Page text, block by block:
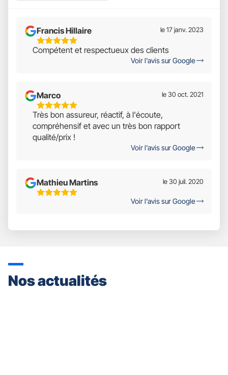
Francis Hillaire
5
Étoiles
le 17 janv. 2023
Compétent et respectueux des clients
Voir l'avis sur Google
Marco
5
Étoiles
Sur
5
le 30 oct. 2021
Très bon assureur, réactif, à l'écoute,
compréhensif et avec un très bon rapport
qualité/prix !
Voir l'avis sur Google
Mathieu Martins
5
le 30 juil. 2020
Voir l'avis sur Google
Nos actualités